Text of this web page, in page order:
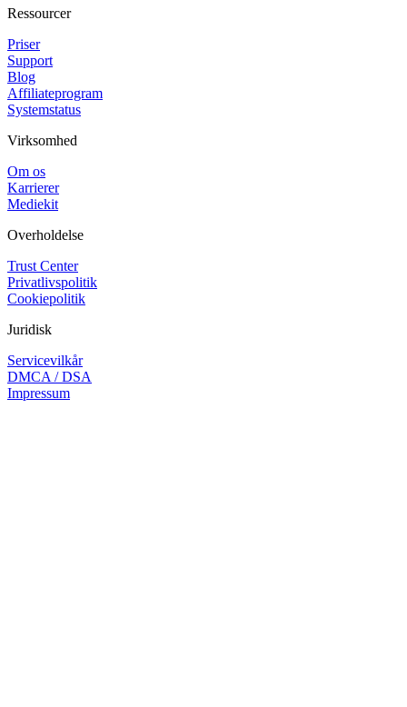
Ressourcer
Priser
Support
Blog
Affiliateprogram
Systemstatus
Virksomhed
Om os
Karrierer
Mediekit
Overholdelse
Trust Center
Privatlivspolitik
Cookiepolitik
Juridisk
Servicevilkår
DMCA / DSA
Impressum